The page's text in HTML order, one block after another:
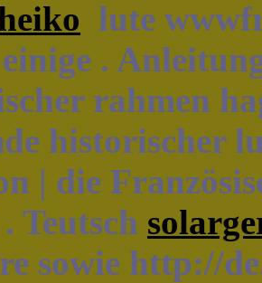
lute
.
rahmen
historischer
| die
Teutsch
sowie http://